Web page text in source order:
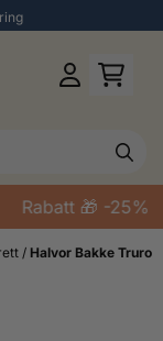
Rabatt 🎁 -25%
/ Halvor Bakke Truro